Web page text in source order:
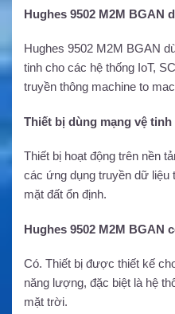
Hughes 9502 M2M BGAN
Hughes 9502 M2M BGAN
tinh cho các hệ thống IoT,
truyền thông machine to
Thiết bị dùng mạng vệ tinh
Thiết bị hoạt động trên nền
các ứng dụng truyền dữ liệu
mặt đất ổn định.
Hughes 9502 M2M BGAN
Có. Thiết bị được thiết kế
năng lượng, đặc biệt là hệ
mặt trời.